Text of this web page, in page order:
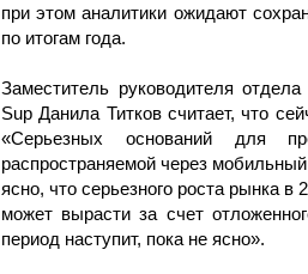
при этом аналитики ожидают
по итогам года.
Заместитель руководителя
Sup Данила Титков считает, что
«Серьезных оснований для
распространяемой через
ясно, что серьезного роста рынка в
может вырасти за счет
период наступит, пока не ясно».